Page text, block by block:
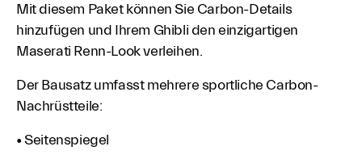
Mit diesem Paket können Sie Carbon-Details
hinzufügen und Ihrem Ghibli den einzigartigen
Maserati Renn-Look verleihen.
Der Bausatz umfasst mehrere sportliche Carbon-
Nachrüstteile:
• Seitenspiegel